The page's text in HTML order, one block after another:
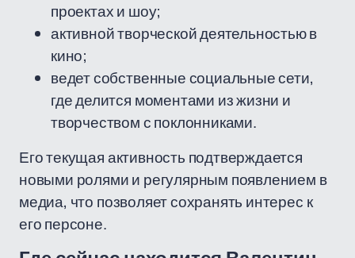
проектах и шоу;
активной творческой деятельностью в
кино;
ведет собственные социальные сети,
где делится моментами из жизни и
творчеством с поклонниками.
Его текущая активность подтверждается
новыми ролями и регулярным появлением в
медиа, что позволяет сохранять интерес к
его персоне.